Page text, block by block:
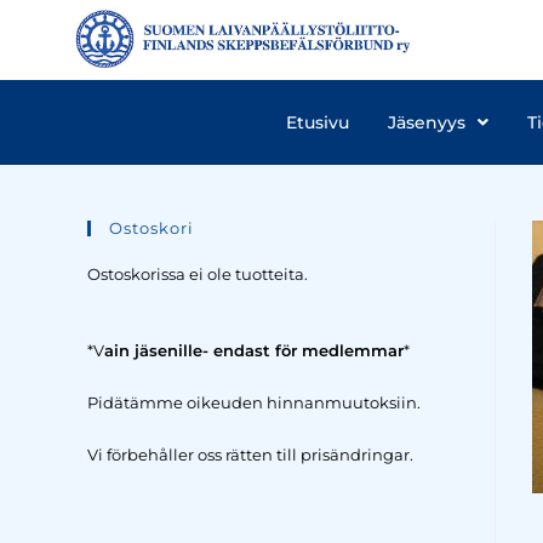
Etusivu Jäsenyys
Ostoskori
Ostoskorissa ei ole tuotteita.
*Vain jäsenille- endast för medlemmar*
Pidätämme oikeuden hinnanmuutoksiin.
Vi förbehåller oss rätten till prisändringar.